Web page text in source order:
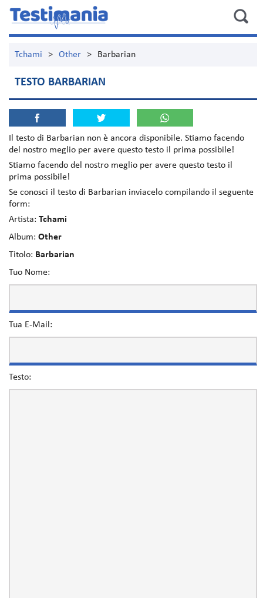
Tchami > Other > Barbarian
TESTO BARBARIAN
Il testo di Barbarian non è ancora disponibile. Stiamo facendo
del nostro meglio per avere questo testo il prima possibile!
Stiamo facendo del nostro meglio per avere questo testo il
prima possibile!
Se conosci il testo di Barbarian inviacelo compilando il seguente
form:
Artista: Tchami
Album: Other
Titolo: Barbarian
Tuo Nome:
Tua E-Mail:
Testo: